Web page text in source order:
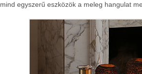
mind egyszerű eszközök a meleg hangulat